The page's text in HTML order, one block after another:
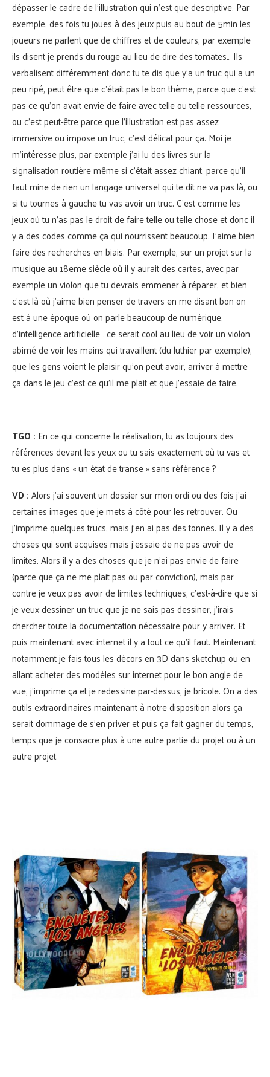
dépasser le cadre de l’illustration qui n’est que descriptive. Par
exemple, des fois tu joues à des jeux puis au bout de 5min les
joueurs ne parlent que de chiffres et de couleurs, par exemple
ils disent je prends du rouge au lieu de dire des tomates… Ils
verbalisent différemment donc tu te dis que y’a un truc qui a un
peu ripé, peut être que c’était pas le bon thème, parce que c’est
pas ce qu’on avait envie de faire avec telle ou telle ressources,
ou c’est peut-être parce que l’illustration est pas assez
immersive ou impose un truc, c’est délicat pour ça. Moi je
m’intéresse plus, par exemple j’ai lu des livres sur la
signalisation routière même si c’était assez chiant, parce qu’il
faut mine de rien un langage universel qui te dit ne va pas là, ou
si tu tournes à gauche tu vas avoir un truc. C’est comme les
jeux où tu n’as pas le droit de faire telle ou telle chose et donc il
y a des codes comme ça qui nourrissent beaucoup. J’aime bien
faire des recherches en biais. Par exemple, sur un projet sur la
musique au 18eme siècle où il y aurait des cartes, avec par
exemple un violon que tu devrais emmener à réparer, et bien
c’est là où j’aime bien penser de travers en me disant bon on
est à une époque où on parle beaucoup de numérique,
d’intelligence artificielle… ce serait cool au lieu de voir un violon
abimé de voir les mains qui travaillent (du luthier par exemple),
que les gens voient le plaisir qu’on peut avoir, arriver à mettre
ça dans le jeu c’est ce qu’il me plait et que j’essaie de faire.
TGO : En ce qui concerne la réalisation, tu as toujours des
références devant les yeux ou tu sais exactement où tu vas et
tu es plus dans « un état de transe » sans référence ?
VD :Alors j’ai souvent un dossier sur mon ordi ou des fois j’ai
certaines images que je mets à côté pour les retrouver. Ou
j’imprime quelques trucs, mais j’en ai pas des tonnes. Il y a des
choses qui sont acquises mais j’essaie de ne pas avoir de
limites. Alors il y a des choses que je n’ai pas envie de faire
(parce que ça ne me plait pas ou par conviction), mais par
contre je veux pas avoir de limites techniques, c’est-à-dire que si
je veux dessiner un truc que je ne sais pas dessiner, j’irais
chercher toute la documentation nécessaire pour y arriver. Et
puis maintenant avec internet il y a tout ce qu’il faut. Maintenant
notamment je fais tous les décors en 3D dans sketchup ou en
allant acheter des modèles sur internet pour le bon angle de
vue, j’imprime ça et je redessine par-dessus, je bricole. On a des
outils extraordinaires maintenant à notre disposition alors ça
serait dommage de s’en priver et puis ça fait gagner du temps,
temps que je consacre plus à une autre partie du projet ou à un
autre projet.